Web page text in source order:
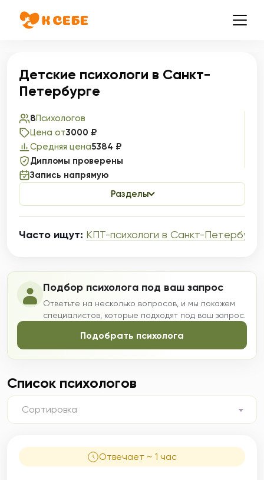
Детские психологи в Санкт-
Петербурге
8Психологов
Цена от3000 ₽
Средняя цена5384 ₽
Дипломы проверены
Запись напрямую
Разделы
Часто ищут: КПТ-психологи в Санкт-
Подбор психолога под ваш запрос
Ответьте на несколько вопросов, и мы покажем
специалистов, которые подходят под ваш запрос.
Подобрать психолога
Список психологов
Сортировка
Отвечает ~ 1 час